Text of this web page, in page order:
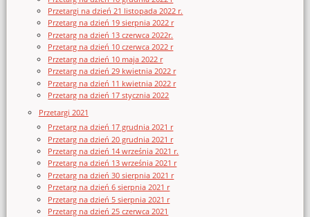
Przetargi na dzień 21 listopada 2022 r.
Przetarg na dzień 19 sierpnia 2022 r
Przetarg na dzień 13 czerwca 2022r.
Przetarg na dzień 10 czerwca 2022 r
Przetarg na dzień 10 maja 2022 r
Przetarg na dzień 29 kwietnia 2022 r
Przetarg na dzień 11 kwietnia 2022 r
Przetarg na dzień 17 stycznia 2022
Przetargi 2021
Przetarg na dzień 17 grudnia 2021 r
Przetarg na dzień 20 grudnia 2021 r
Przetarg na dzień 14 września 2021 r.
Przetarg na dzień 13 września 2021 r
Przetarg na dzień 30 sierpnia 2021 r
Przetarg na dzień 6 sierpnia 2021 r
Przetarg na dzień 5 sierpnia 2021 r
Przetarg na dzień 25 czerwca 2021